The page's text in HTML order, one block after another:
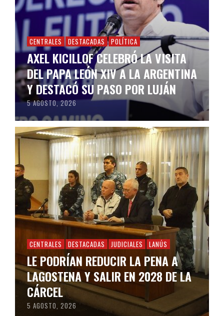
CENTRALES DESTACADAS POLÍTICA
AXEL KICILLOF CELEBRÓ LA VISITA
DEL PAPA LEÓN XIV A LA ARGENTINA
Y DESTACÓ SU PASO POR LUJÁN
5 AGOSTO, 2026
CENTRALES DESTACADAS JUDICIALES LANÚS
LE PODRÍAN REDUCIR LA PENA A
LAGOSTENA Y SALIR EN 2028 DE LA
CÁRCEL
5 AGOSTO, 2026